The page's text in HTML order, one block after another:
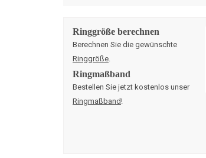
Ringgröße berechnen
Berechnen Sie die gewünschte
Ringgröße
Ringmaßband
Bestellen Sie jetzt kostenlos unser
Ringmaßband!